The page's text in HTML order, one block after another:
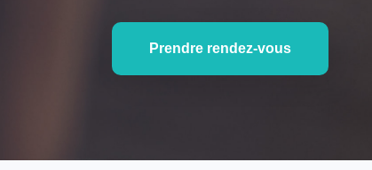
Prendre rendez-vous